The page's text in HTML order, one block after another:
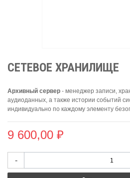
СЕТЕВОЕ ХРАНИЛИЩЕ
Архивный сервер - менеджер записи,
аудиоданных, а также истории событий
индивидуально по каждому элементу
9 600,00 ₽
-